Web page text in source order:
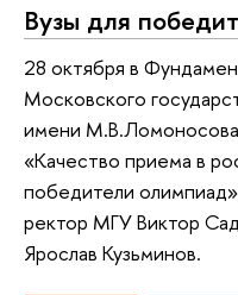
Вузы для
28 октября в
Московского
имени
«Качество приема в
победители
ректор МГУ Виктор
Ярослав Кузьминов.